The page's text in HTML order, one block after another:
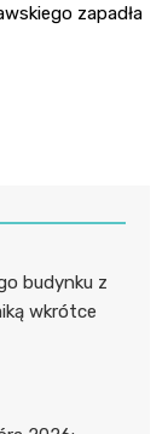
zapadła
budynku z
wkrótce